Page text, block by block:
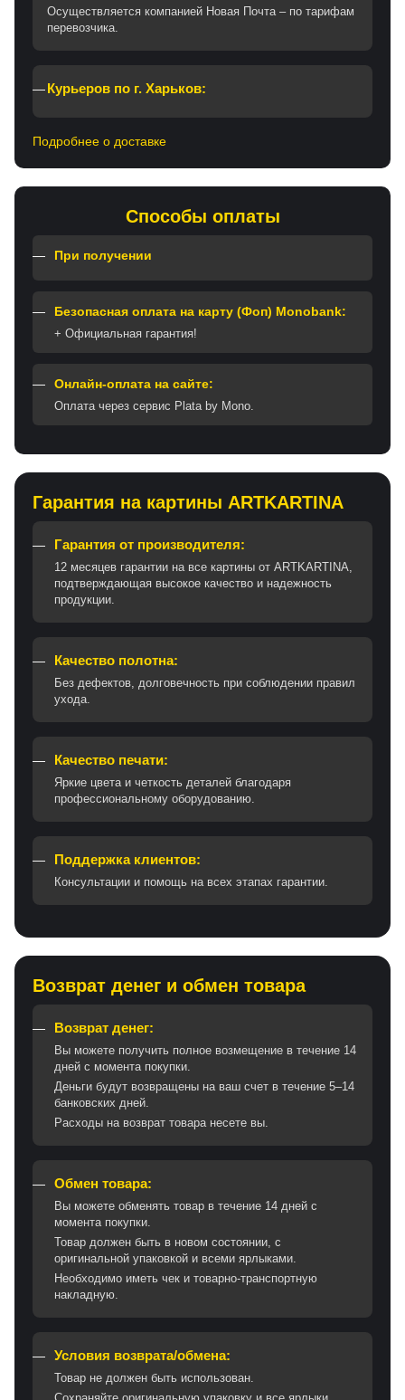
Осуществляется компанией Новая Почта – по тарифам
перевозчика.
Курьеров по г. Харьков:
Подробнее о доставке
Способы оплаты
При получении
Безопасная оплата на карту (Фоп) Monobank:
+ Официальная гарантия!
Онлайн-оплата на сайте:
Оплата через сервис Plata by Mono.
Гарантия на картины ARTKARTINA
Гарантия от производителя:
12 месяцев гарантии на все картины от ARTKARTINA,
подтверждающая высокое качество и надежность
продукции.
Качество полотна:
Без дефектов, долговечность при соблюдении правил
ухода.
Качество печати:
Яркие цвета и четкость деталей благодаря
профессиональному оборудованию.
Поддержка клиентов:
Консультации и помощь на всех этапах гарантии.
Возврат денег и обмен товара
Возврат денег:
Вы можете получить полное возмещение в течение 14
дней с момента покупки.
Деньги будут возвращены на ваш счет в течение 5–14
банковских дней.
Расходы на возврат товара несете вы.
Обмен товара:
Вы можете обменять товар в течение 14 дней с
момента покупки.
Товар должен быть в новом состоянии, с
оригинальной упаковкой и всеми ярлыками.
Необходимо иметь чек и товарно-транспортную
накладную.
Условия возврата/обмена:
Товар не должен быть использован.